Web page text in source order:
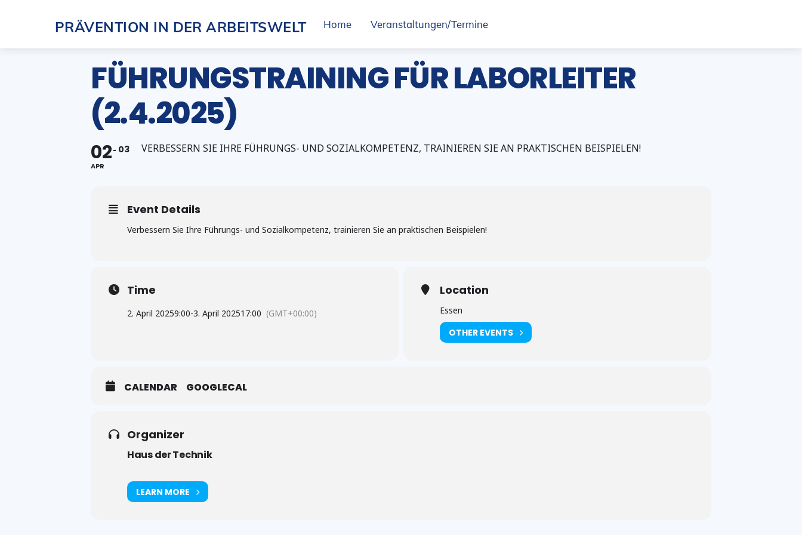
PRÄVENTION IN DER ARBEITSWELT Home Veranstaltungen/Termine
FÜHRUNGSTRAINING FÜR LABORLEITER
(2.4.2025)
02
APR
03 VERBESSERN SIE IHRE FÜHRUNGS- UND SOZIALKOMPETENZ, TRAINIEREN SIE AN PRAKTISCHEN BEISPIELEN!
Event Details
Verbessern Sie Ihre Führungs- und Sozialkompetenz, trainieren Sie an praktischen Beispielen!
Time
2. April 20259:00-3. April 202517:00 (GMT+00:00)
Location
Essen
OTHER EVENTS
CALENDAR GOOGLECAL
Organizer
Haus der Technik
LEARN MORE